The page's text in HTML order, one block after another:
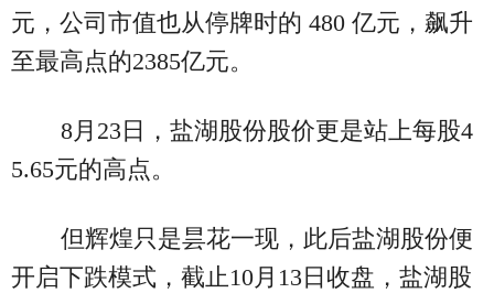
元，公司市值也从停牌时的 480 亿元，飙升
至最高点的2385亿元。
8月23日，盐湖股份股价更是站上每股4
5.65元的高点。
但辉煌只是昙花一现，此后盐湖股份便
开启下跌模式，截止10月13日收盘，盐湖股